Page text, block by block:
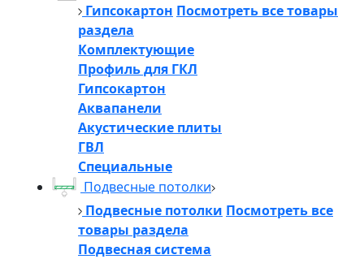
Гипсокартон Посмотреть все товары
раздела
Комплектующие
Профиль для ГКЛ
Гипсокартон
Аквапанели
Акустические плиты
ГВЛ
Специальные
Подвесные потолки
Подвесные потолки Посмотреть все
товары раздела
Подвесная система